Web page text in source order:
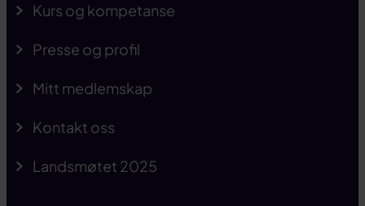
Kurs og kompetanse
Presse og profil
Mitt medlemskap
Kontakt oss
Landsmøtet 2025